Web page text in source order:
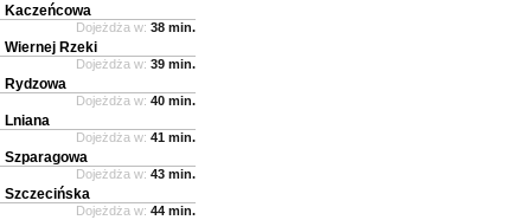
Kaczeńcowa
Dojeżdża w: 38 min.
Wiernej Rzeki
Dojeżdża w: 39 min.
Rydzowa
Dojeżdża w: 40 min.
Lniana
Dojeżdża w: 41 min.
Szparagowa
Dojeżdża w: 43 min.
Szczecińska
Dojeżdża w: 44 min.